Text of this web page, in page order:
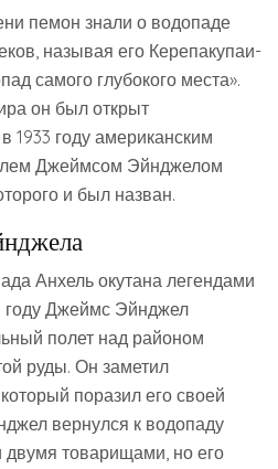
пемон знали о водопаде
называя его Керепакупаи-
самого глубокого места».
он был открыт
1933 году американским
Джеймсом Эйнджелом
и был назван.
Анхель окутана легендами
году Джеймс Эйнджел
полет над районом
руды. Он заметил
поразил его своей
вернулся к водопаду
двумя товарищами, но его